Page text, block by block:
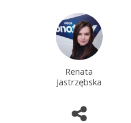
Renata
Jastrzębska